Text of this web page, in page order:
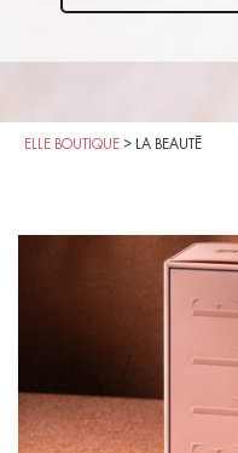
ELLE BOUTIQUE > LA BEAUTÉ